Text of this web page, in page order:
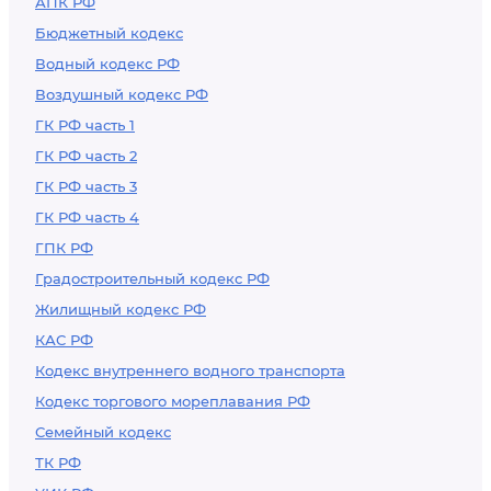
Бюджетный кодекс
Водный кодекс РФ
Воздушный кодекс РФ
ГК РФ часть 1
ГК РФ часть 2
ГК РФ часть 3
ГК РФ часть 4
ГПК РФ
Градостроительный кодекс РФ
Жилищный кодекс РФ
КАС РФ
Кодекс внутреннего водного транспорта
Кодекс торгового мореплавания РФ
Семейный кодекс
ТК РФ